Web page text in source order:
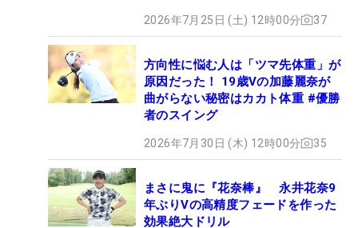
2026年7月25日 (土) 12時00分 37
方向性に悩む人は「ツマ先体重」が
原因だった！ 19歳Vの加藤麗奈が
曲がらない秘密はカカト体重 #優勝
者のスイング
2026年7月30日 (木) 12時00分 35
まさに鬼に『花奈棒』 永井花奈9
年ぶりVの高精度フェードを作った
効果絶大ドリル